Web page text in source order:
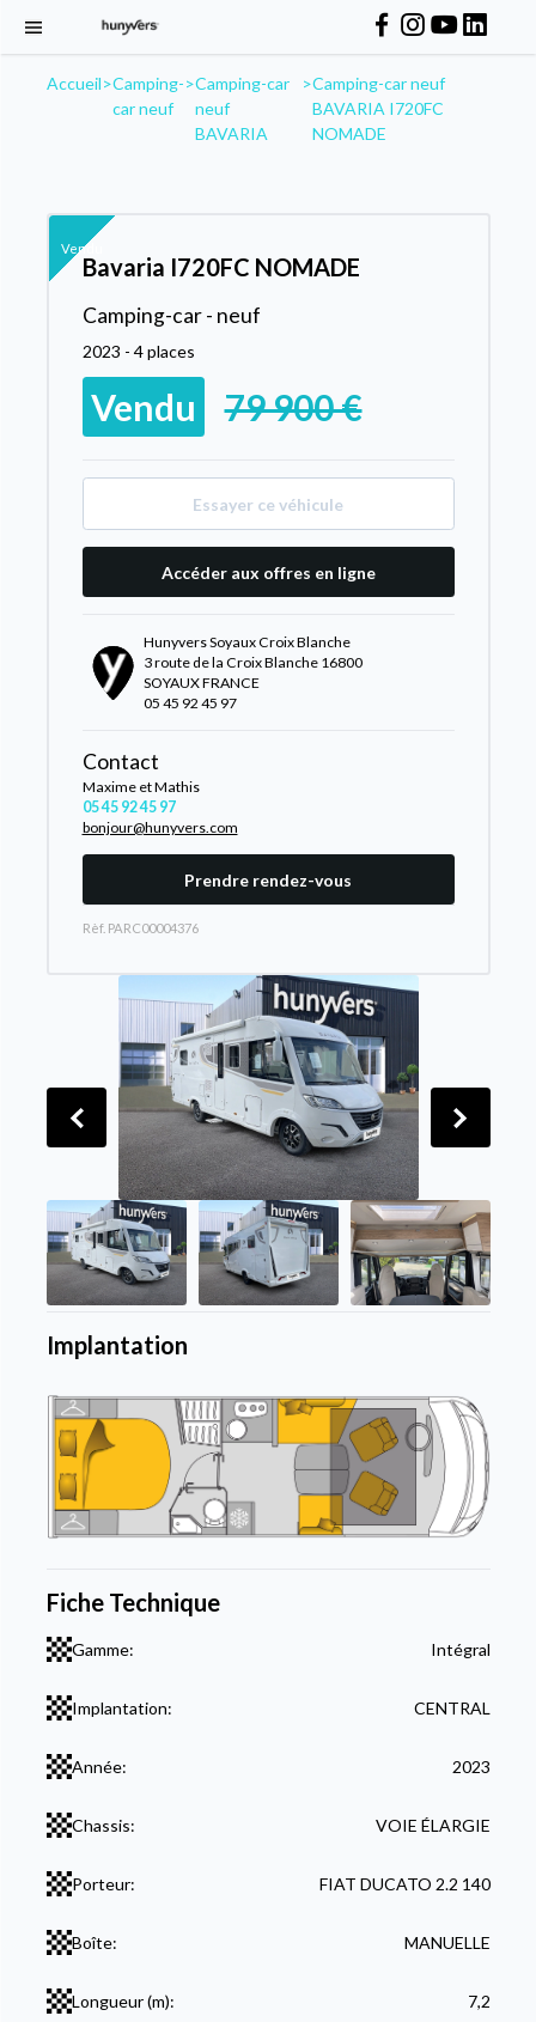
Accueil>Camping-
car neuf
>Camping-car
neuf
BAVARIA
>Camping-car neuf
BAVARIA I720FC
NOMADE
Vendu
Bavaria I720FC NOMADE
Camping-car - neuf
2023 - 4 places
Vendu 79 900 €
Essayer ce véhicule
Accéder aux offres en ligne
Hunyvers Soyaux Croix Blanche
3 route de la Croix Blanche 16800
SOYAUX FRANCE
05 45 92 45 97
Contact
Maxime et Mathis
05 45 92 45 97
bonjour@hunyvers.com
Prendre rendez-vous
Rèf. PARC00004376
Implantation
Fiche Technique
Gamme: Intégral
Implantation: CENTRAL
Année: 2023
Chassis: VOIE ÉLARGIE
Porteur: FIAT DUCATO 2.2 140
Boîte: MANUELLE
Longueur (m): 7,2